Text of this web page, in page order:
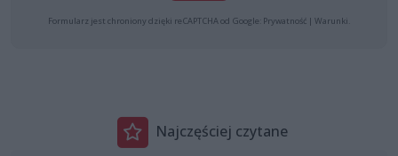
Formularz jest chroniony dzięki reCAPTCHA od Google: Prywatność | Warunki
Najczęściej czytane